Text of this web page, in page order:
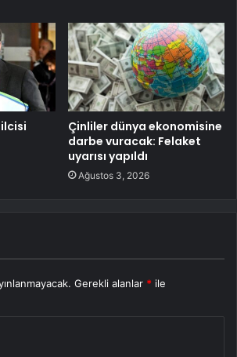
Çinliler dünya ekonomisine
darbe vuracak: Felaket
uyarısı yapıldı
Ağustos 3, 2026
Gerekli alanlar * ile